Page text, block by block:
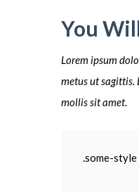
You
Lorem ipsum
metus ut sagittis.
mollis sit amet.
.some-style